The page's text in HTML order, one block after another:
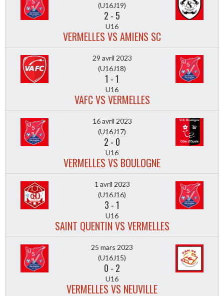
(U16J19)
2 - 5
U16
VERMELLES VS AMIENS SC
29 avril 2023
(U16J18)
1 -1
U16
VAFC VS VERMELLES
16 avril 2023
(U16J17)
2 - 0
U16
VERMELLES VS BOULOGNE
1 avril 2023
(U16J16)
3 -1
U16
SAINT QUENTIN VS VERMELLES
25 mars 2023
(U16J15)
0 - 2
U16
VERMELLES VS NEUVILLE